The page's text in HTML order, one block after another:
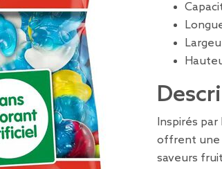
Inspirés
offrent une
saveurs